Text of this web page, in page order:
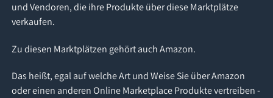
und Vendoren, die ihre Produkte über diese Marktplätze
verkaufen.
Zu diesen Marktplätzen gehört auch Amazon.
Das heißt, egal auf welche Art und Weise Sie über Amazon
oder einen anderen Online Marketplace Produkte vertreiben -